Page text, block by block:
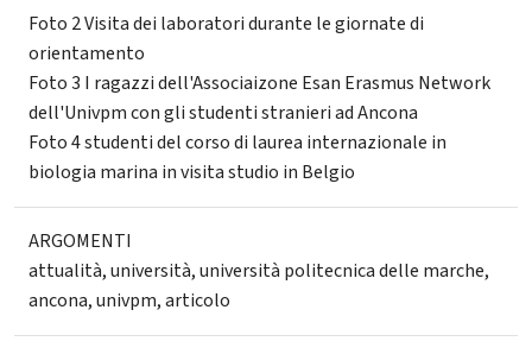
Foto 2 Visita dei laboratori durante le giornate di
orientamento
Foto 3 I ragazzi dell'Associaizone Esan Erasmus Network
dell'Univpm con gli studenti stranieri ad Ancona
Foto 4 studenti del corso di laurea internazionale in
biologia marina in visita studio in Belgio
ARGOMENTI
attualità,università,università politecnica delle marche,
ancona,univpm,articolo